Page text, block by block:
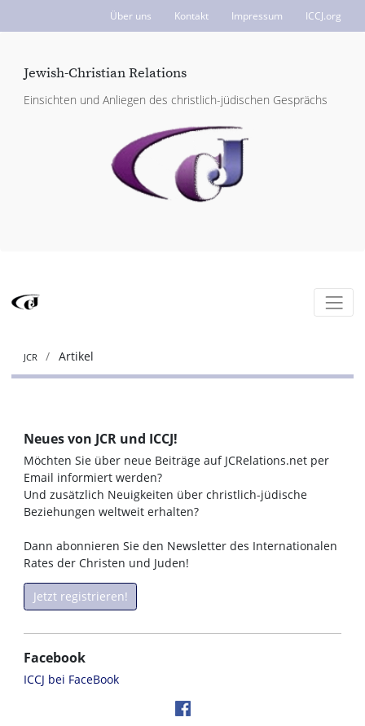
Über uns Kontakt Impressum ICCJ.org
Jewish-Christian Relations
Einsichten und Anliegen des christlich-jüdischen Gesprächs
JCR Artikel
Neues von JCR und ICCJ!
Möchten Sie über neue Beiträge auf JCRelations.net per
Email informiert werden?
Und zusätzlich Neuigkeiten über christlich-jüdische
Beziehungen weltweit erhalten?
Dann abonnieren Sie den Newsletter des Internationalen
Rates der Christen und Juden!
Jetzt registrieren!
Facebook
ICCJ bei FaceBook